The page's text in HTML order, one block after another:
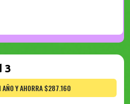
3
AÑO Y AHORRA $287.160